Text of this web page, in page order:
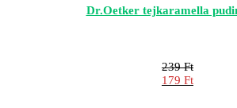
Dr.Oetker tejkaramella
239Ft
Original
179 Ft